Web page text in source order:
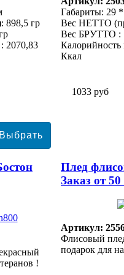
898,5 гр
2070,83
1033 руб
Габариты: 29
Вес НЕТТО
Вес БРУТТО :
Калорийность
Ккал
!
Плед
Заказ от
Артикул:
Флисовый
подарок для